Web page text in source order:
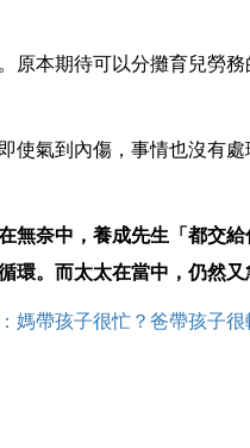
原本期待可以分攤育兒勞
使氣到內傷，事情也沒有
無奈中，養成先生「都交
。而太太在當中，仍然又
媽帶孩子很忙？爸帶孩子很